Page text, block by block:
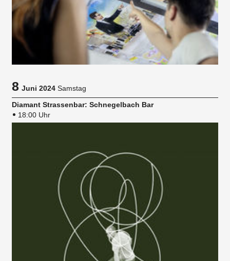
8Juni 2024 Samstag
Diamant Strassenbar: Schnegelbach Bar
18:00 Uhr